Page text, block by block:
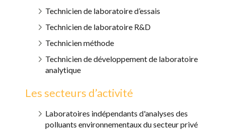
Technicien de laboratoire d’essais
Technicien de laboratoire R&D
Technicien méthode
Technicien de développement de laboratoire
analytique
Les secteurs d’activité
Laboratoires indépendants d'analyses des
polluants environnementaux du secteur privé